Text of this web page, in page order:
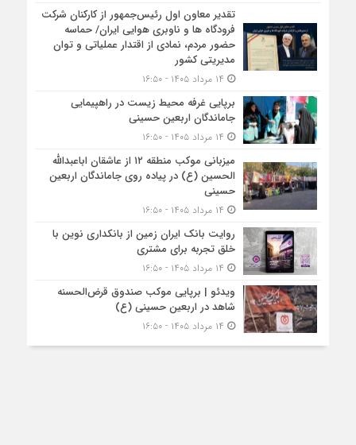
تقدیر معاون اول رئیس‌جمهور از کارکنان شرکت
فرودگاه ها و ناوبری هوایی ایران/ حماسه
حضور مردم، نمادی از اقتدار عملیاتی و توان
مدیریتی کشور
برپایی غرفه محیط زیست در راهپیمایی
جاماندگان اربعین حسینی
میزبانی موکب منطقه ۱۲ از عاشقان اباعبدالله
الحسین (ع) در پیاده روی جاماندگان اربعین
حسینی
روایت بانک ایران زمین از بانکداری نوین با
خلق تجربه برای مشتری
ویدئو | برپایی موکب صندوق قرض‌الحسنه
شاهد در اربعین حسینی (ع)